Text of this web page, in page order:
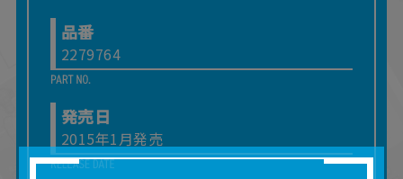
品番
2279764
発売日
2015年1月発売